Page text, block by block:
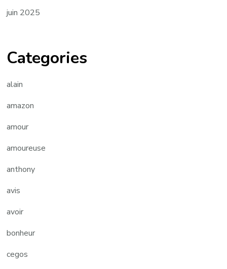
juin 2025
Categories
alain
amazon
amour
amoureuse
anthony
avis
avoir
bonheur
cegos